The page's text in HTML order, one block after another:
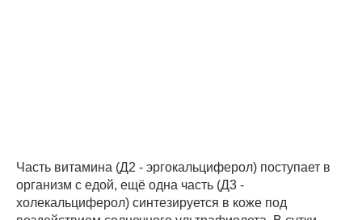
Часть витамина (Д2 - эргокальциферол) поступает в
организм с едой, ещё одна часть (Д3 -
холекальциферол) синтезируется в коже под